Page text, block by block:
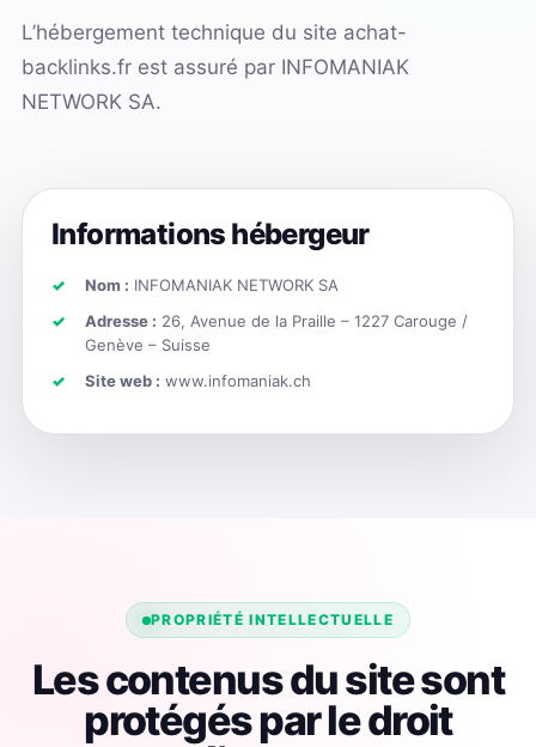
L’hébergement technique du site achat-
backlinks.fr est assuré par INFOMANIAK
NETWORK SA.
Informations hébergeur
Nom : INFOMANIAK NETWORK SA
Adresse : 26, Avenue de la Praille – 1227 Carouge /
Genève – Suisse
Site web : www.infomaniak.ch
PROPRIÉTÉ INTELLECTUELLE
Les contenus du site sont
protégés par le droit